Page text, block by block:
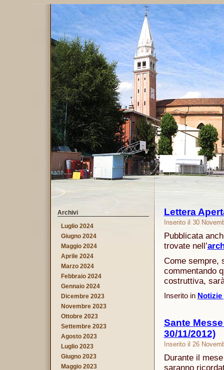
Lettera
Inserito il 30
Pubblicata
trovate nell’
Come sempre,
commentando
costruttiva,
Inserito in
Sante
30/11/2012)
Inserito il 26
Durante il
saranno
Archivi
Luglio 2024
Giugno 2024
Maggio 2024
Aprile 2024
Marzo 2024
Febbraio 2024
Gennaio 2024
Dicembre 2023
Novembre 2023
Ottobre 2023
Settembre 2023
Agosto 2023
Luglio 2023
Giugno 2023
Maggio 2023